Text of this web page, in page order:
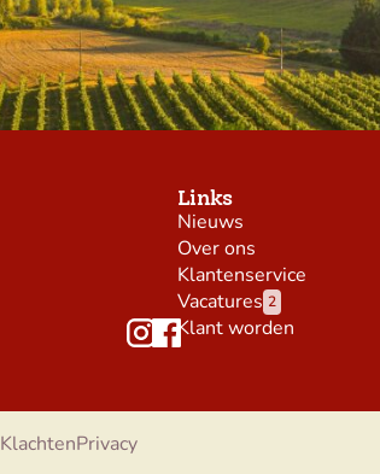
Links
Nieuws
Over ons
Klantenservice
Vacatures 2
Klant worden
KlachtenPrivacy